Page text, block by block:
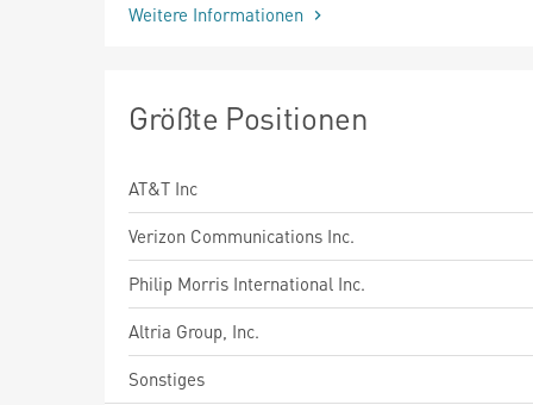
Weitere Informationen
Größte Positionen
AT&T Inc
Verizon Communications Inc.
Philip Morris International Inc.
Altria Group, Inc.
Sonstiges